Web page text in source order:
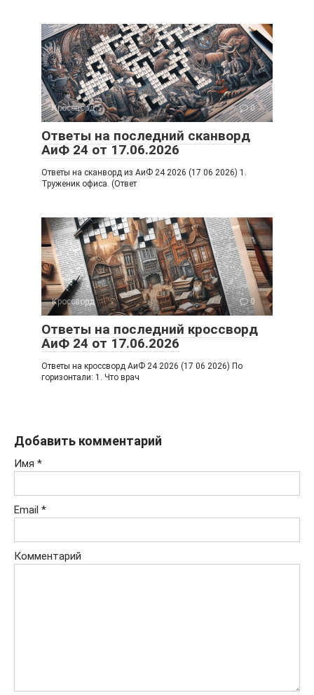
Кроссворд 0
Ответы на последний сканворд
АиФ 24 от 17.06.2026
Ответы на сканворд из АиФ 24 2026 (17 06 2026) 1.
Труженик офиса. (Ответ
Кроссворд 0
Ответы на последний кроссворд
АиФ 24 от 17.06.2026
Ответы на кроссворд АиФ 24 2026 (17 06 2026) По
горизонтали: 1. Что врач
Добавить комментарий
Имя *
Email *
Комментарий